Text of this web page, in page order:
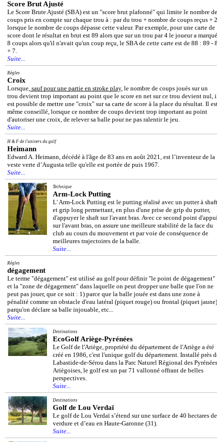
Score Brut Ajusté
Le Score Brute Ajusté (SBA) est un "score brut plafonné" qui limite le nombre de
coups pris en compte sur chaque trou à : par du trou + nombre de coups reçus + 2
lorsque le nombre de coups dépasse cette valeur. Par exemple, pour une carte de
score dont le résultat en brut est 89 alors que sur un trou par 4 le joueur a marqué
8 coups alors qu'il n'avait qu'un coup reçu, le SBA de cette carte est de 88 : 89 -
+ 7.
Suite...
Règles
Croix
Lorsque, sauf pour une partie en stroke play, le nombre de coups joués sur un
trou devient trop important au point que le score en net sur ce trou devient nul,
est possible de mettre une "croix" sur sa carte de score à la place du résultat. Il
même conseillé, lorsque ce nombre de coups devient trop important au point
d'autoriser une croix, de relever sa balle pour ne pas ralentir le jeu.
Suite...
H & F de l'univers du golf
Heimann
Edward A. Heimann, décédé à l'âge de 83 ans en août 2021, est l’inventeur de la
veste verte d’Augusta telle qu'elle est portée de puis 1967.
Suite...
Technique
Arm-Lock Putting
L' Arm-Lock Putting est le putting réalisé avec un putter à shaft
et grip long permettant, en plus d'une prise de grip du putter,
d'appuyer le shaft sur l'avant bras. Avec ce second point
sur l'avant bras, on assure une meilleure stabilité de la face du
club au cours du mouvement et par voie de conséquence de
meilleures trajectoires de la balle.
Suite...
Règles
dégagement
Le terme "dégagement" est utilisé au golf pour définir "le point de dégagement"
et la "zone de dégagement" dans laquelle on peut dropper une balle que l'on ne
peut pas jouer, que ce soit : 1) parce que la balle jouée est dans une zone à
pénalité comme un obstacle d'eau latéral (piquet rouge) ou frontal (piquet
parqu'on déclare sa balle injouable, etc...
Suite...
Destinations
EcoGolf Ariège-Pyrénées
Le Golf de l'Ariège, propriété du département de l'Ariège a été
créé en 1986, c'est l'unique golf du département. Installé près
Labastide-de-Sérou dans la Parc Naturel Régional des Pyrénées
Ariègoises, le golf est un par 71 vallonné offrant de belles
perspectives.
Suite...
Destinations
Golf de Lou Verdaï
Le golf de Lou Verdaï s’étend sur une surface de 40 hectares de
verdure et d’eau en Haute-Garonne (31).
Suite...